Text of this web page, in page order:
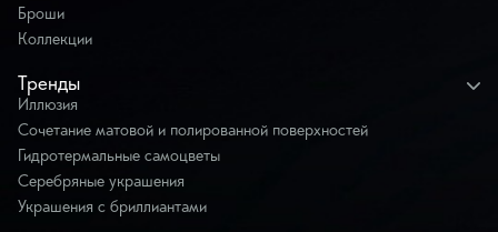
Броши
Коллекции
Тренды
Иллюзия
Сочетание матовой и полированной поверхностей
Гидротермальные самоцветы
Серебряные украшения
Украшения с бриллиантами